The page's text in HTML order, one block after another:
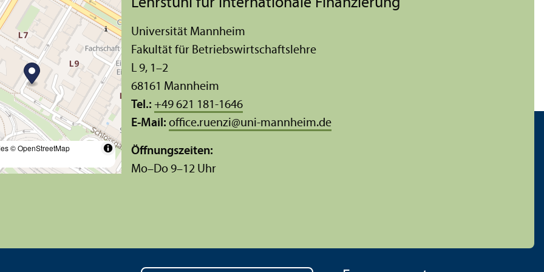
© OpenStreetMap
Lehr­stuhl für Internationale Finanzierung
Universität Mannheim
Fakultät für Betriebs­wirtschafts­lehre
L 9, 1–2
68161 Mannheim
Tel.: +49 621 181-1646
E-Mail: office.ruenzi@uni-mannheim.de
Öffnungs­zeiten:
Mo–Do 9–12 Uhr